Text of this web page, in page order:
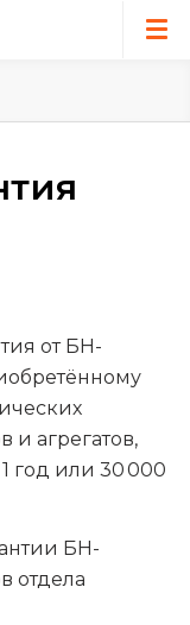
от БН-
и агрегатов,
год или 30 000
БН-
отдела